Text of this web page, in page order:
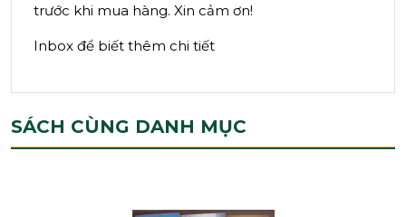
trước khi mua hàng. Xin cảm ơn!
Inbox để biết thêm chi tiết
SÁCH CÙNG DANH MỤC